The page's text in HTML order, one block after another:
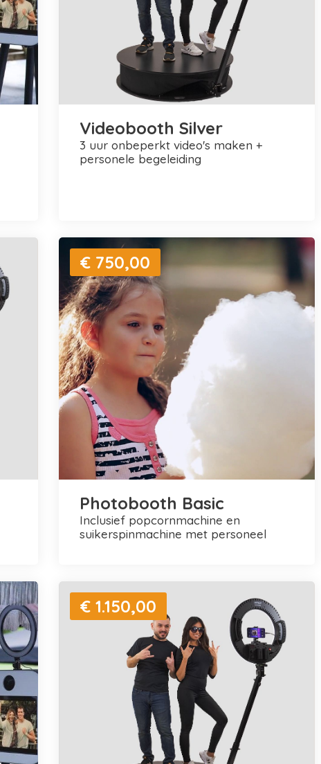
Videobooth Silver
3 uur onbeperkt video's maken +
personele begeleiding
€ 750,00
Photobooth Basic
inclusief popcornmachine en
suikerspinmachine met personeel
€ 1.150,00